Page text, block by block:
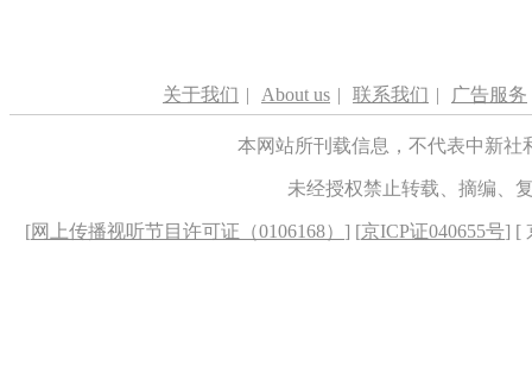
关于我们 | About us | 联系我们 | 广告服务
本网站所刊载信息，不代表中新
未经授权禁止转载、摘编、
[网上传播视听节目许可证（0106168） ] [京ICP证040655号] [